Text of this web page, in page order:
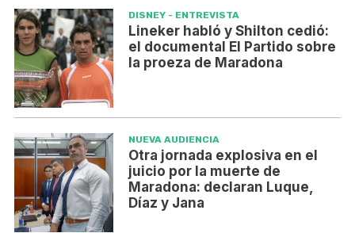
DISNEY - ENTREVISTA
Lineker habló y Shilton cedió:
el documental El Partido sobre
la proeza de Maradona
NUEVA AUDIENCIA
Otra jornada explosiva en el
juicio por la muerte de
Maradona: declaran Luque,
Díaz y Jana